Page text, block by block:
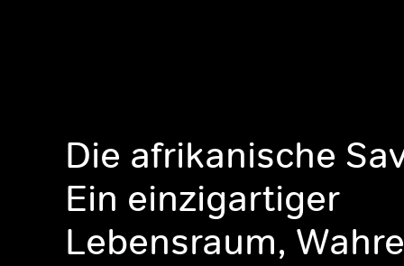
Die afrikanische
Ein einzigartiger
Lebensraum, Wahre